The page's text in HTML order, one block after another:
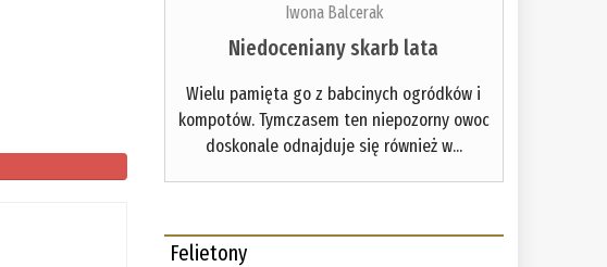
Iwona Balcerak
Niedoceniany skarb lata
Wielu pamięta go z babcinych ogródków i
kompotów. Tymczasem ten niepozorny owoc
doskonale odnajduje się również w...
Felietony